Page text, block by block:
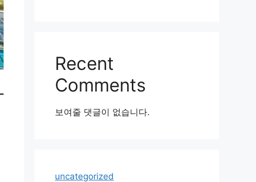
Recent
Comments
보여줄 댓글이 없습니다.
uncategorized